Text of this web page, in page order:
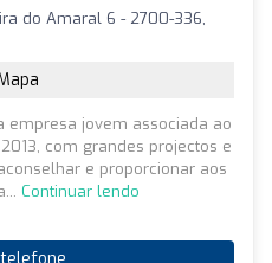
do Amaral 6 - 2700-336,
empresa jovem associada ao
com grandes projectos e
e proporcionar aos
Continuar lendo